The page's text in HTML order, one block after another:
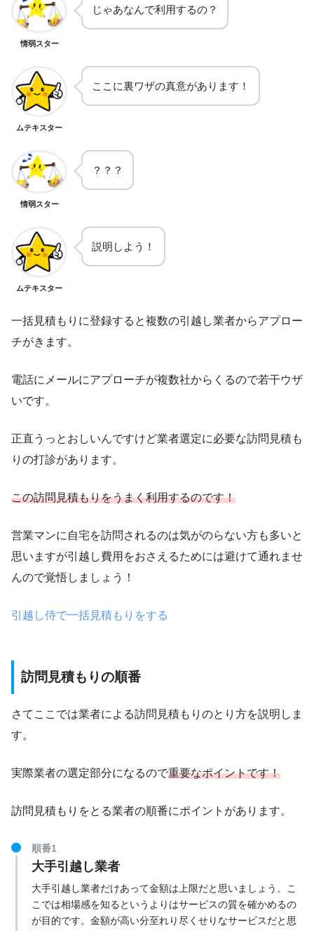
情弱スター
じゃあなんで利用するの？
ムテキスター
ここに裏ワザの真意があります！
情弱スター
？？？
ムテキスター
説明しよう！
一括見積もりに登録すると複数の引越し業者からアプロー
チがきます。
電話にメールにアプローチが複数社からくるので若干ウザ
いです。
正直うっとおしいんですけど業者選定に必要な訪問見積も
りの打診があります。
この訪問見積もりをうまく利用するのです！
営業マンに自宅を訪問されるのは気がのらない方も多いと
思いますが引越し費用をおさえるためには避けて通れませ
んので覚悟しましょう！
引越し侍で一括見積もりをする
訪問見積もりの順番
さてここでは業者による訪問見積もりのとり方を説明しま
す。
実際業者の選定部分になるので重要なポイントです！
訪問見積もりをとる業者の順番にポイントがあります。
順番1
大手引越し業者
大手引越し業者だけあって金額は上限だと思いましょう。こ
こでは相場感を知るというよりはサービスの質を確かめるの
が目的です。金額が高い分至れり尽くせりなサービスだと思